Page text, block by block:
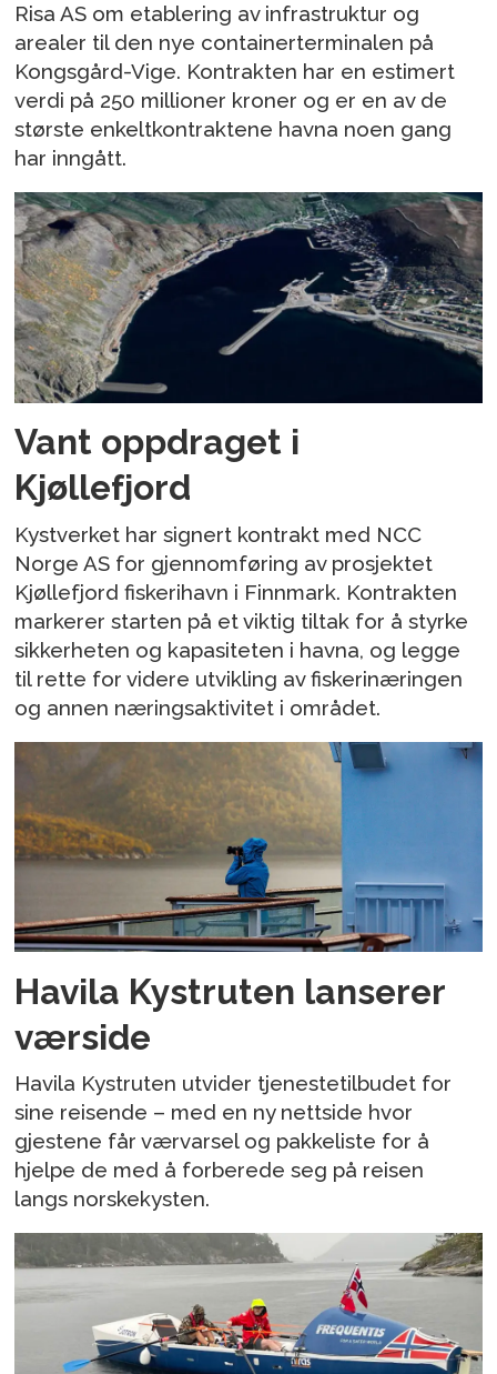
Risa AS om etablering av infrastruktur og
arealer til den nye containerterminalen på
Kongsgård-Vige. Kontrakten har en estimert
verdi på 250 millioner kroner og er en av de
største enkeltkontraktene havna noen gang
har inngått.
Vant oppdraget i
Kjøllefjord
Kystverket har signert kontrakt med NCC
Norge AS for gjennomføring av prosjektet
Kjøllefjord fiskerihavn i Finnmark. Kontrakten
markerer starten på et viktig tiltak for å styrke
sikkerheten og kapasiteten i havna, og legge
til rette for videre utvikling av fiskerinæringen
og annen næringsaktivitet i området.
Havila Kystruten lanserer
værside
Havila Kystruten utvider tjenestetilbudet for
sine reisende – med en ny nettside hvor
gjestene får værvarsel og pakkeliste for å
hjelpe de med å forberede seg på reisen
langs norskekysten.